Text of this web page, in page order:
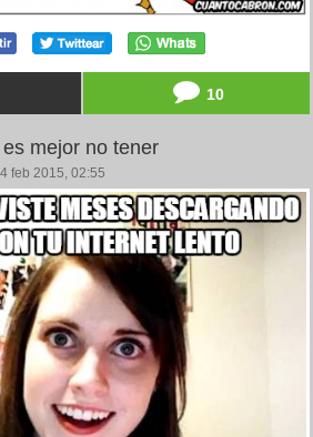
10
mejor no tener
feb 2015, 02:55